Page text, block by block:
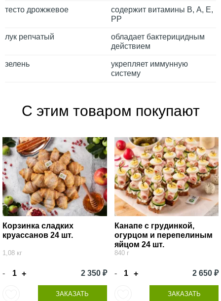
тесто дрожжевое
содержит витамины В, А, Е,
РР
лук репчатый
обладает бактерицидным
действием
зелень
укрепляет иммунную
систему
С этим товаром покупают
Корзинка сладких
круассанов 24 шт.
1,08 кг
- + 2 350 ₽
ЗАКАЗАТЬ
Канапе с грудинкой,
огурцом и перепелиным
яйцом 24 шт.
840 г
- + 2 650 ₽
ЗАКАЗАТЬ